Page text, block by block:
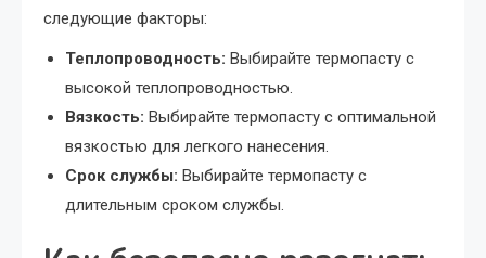
следующие факторы:
Теплопроводность: Выбирайте термопасту с
высокой теплопроводностью.
Вязкость: Выбирайте термопасту с оптимальной
вязкостью для легкого нанесения.
Срок службы: Выбирайте термопасту с
длительным сроком службы.